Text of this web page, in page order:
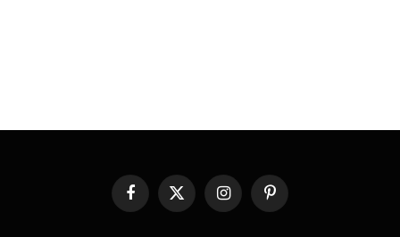
Facebook
X
InstagramPinterest